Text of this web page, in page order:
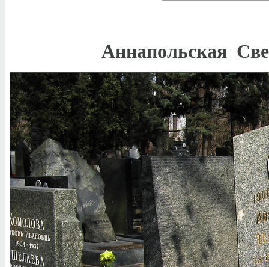
Аннапольская